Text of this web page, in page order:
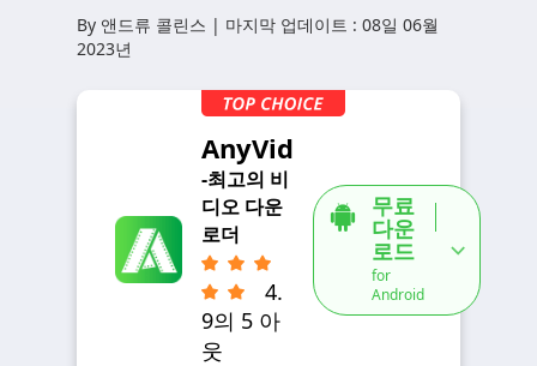
By 앤드류 콜린스 | 마지막 업데이트 : 08일 06월
2023년
AnyVid
-최고의 비
디오 다운
로더
4.
9의 5 아
웃
무료
다운
로드
for
Android